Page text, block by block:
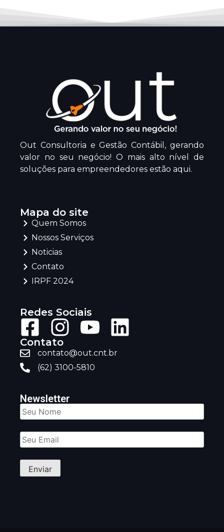
Out Consultoria e Gestão Contábil, gerando
valor no seu negócio! O mais alto nível de
soluções para empreendedores estão aqui.
Mapa do site
Quem Somos
Nossos Serviços
Noticias
Contato
IRPF 2024
Redes Sociais
Contato
contato@out.cnt.br
(62) 3100-5810
Newsletter